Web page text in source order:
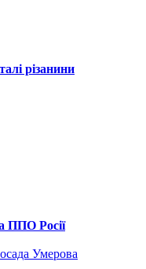
різанини
ППО Росії
Умерова